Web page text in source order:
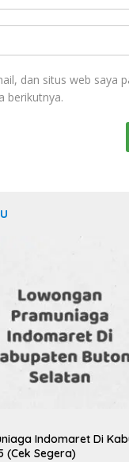
dan situs web saya
berikutnya.
Indomaret Di
(Cek Segera)